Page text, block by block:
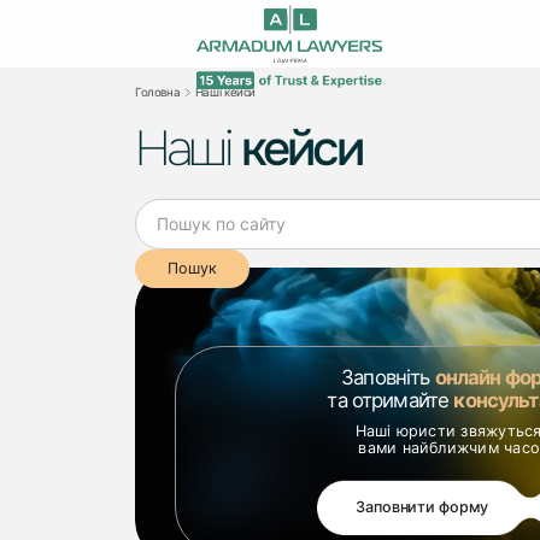
Головна Наші кейси
Нашікейси
Заповніть онлайн
та отримайте
Наші юристи
вами найближчим
Заповнити форму